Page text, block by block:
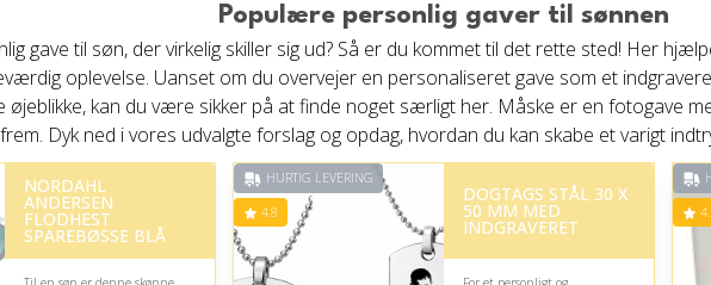
Populære personlig gaver til sønnen
gave til søn, der virkelig skiller sig ud? Så er du kommet til det rette sted! Her
oplevelse. Uanset om du overvejer en personaliseret gave som et
kan du være sikker på at finde noget særligt her. Måske er en fotogave
Dyk ned i vores udvalgte forslag og opdag, hvordan du kan skabe et varigt
NORDAHL
ANDERSEN
FLODHEST
SPAREBØSSE BLÅ
HURTIG LEVERING
4.8
DOGTAGS STÅL 30 X
50 MM MED
INDGRAVERET